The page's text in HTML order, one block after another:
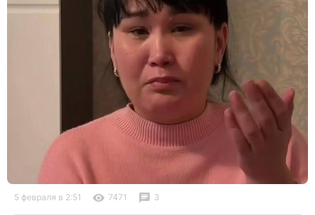
5 февраля в 2:51 7471 3